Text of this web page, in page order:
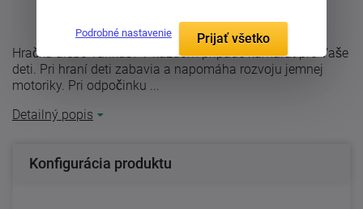
Hračka alebo vankúš? V každom prípade kamarát pre Vaše
deti. Pri hraní deti zabavia a napomáha rozvoju jemnej
motoriky. Pri odpočinku ...
Detailný popis
Konfigurácia produktu
Podrobné nastavenie Prijať všetko